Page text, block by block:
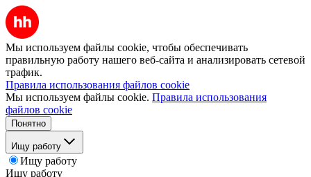
Мы используем файлы cookie, чтобы обеспечивать
правильную работу нашего веб-сайта и анализировать сетевой
трафик.
Правила использования файлов cookie
Мы используем файлы cookie. Правила использования
файлов cookie
Понятно
Ищу работу
Ищу работу
Ищу работу